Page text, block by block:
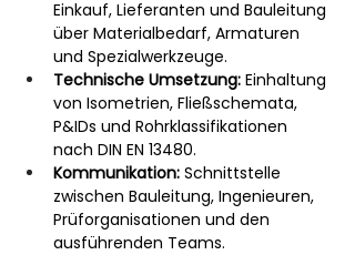
Einkauf, Lieferanten und Bauleitung
über Materialbedarf, Armaturen
und Spezialwerkzeuge.
Technische Umsetzung: Einhaltung
von Isometrien, Fließschemata,
P&IDs und Rohrklassifikationen
nach DIN EN 13480.
Kommunikation: Schnittstelle
zwischen Bauleitung, Ingenieuren,
Prüforganisationen und den
ausführenden Teams.